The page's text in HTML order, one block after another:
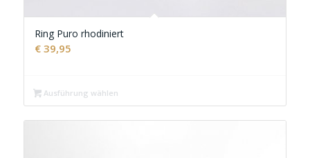
Ring Puro rhodiniert
€39,95
Ausführung wählen